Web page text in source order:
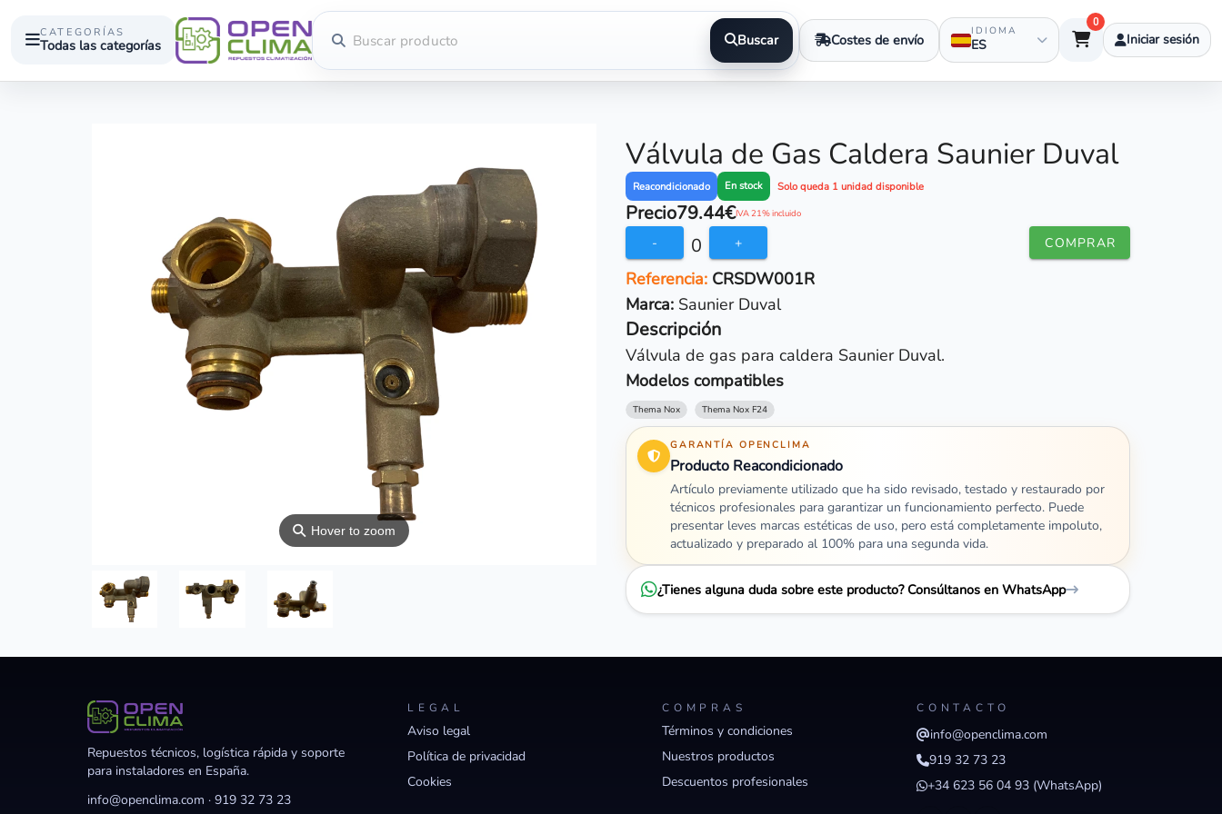
CATEGORÍAS
Todas las categorías Buscar Costes de envío IDIOMA
ES
0
Iniciar sesión
⚲ Hover to zoom
Válvula de Gas Caldera Saunier Duval
Reacondicionado En stock Solo queda 1 unidad disponible
Precio79.44€IVA 21% incluido
- 0 + COMPRAR
Referencia:CRSDW001R
Marca: Saunier Duval
Descripción
Válvula de gas para caldera Saunier Duval.
Modelos compatibles
Thema Nox Thema Nox F24
GARANTÍA OPENCLIMA
Producto Reacondicionado
Artículo previamente utilizado que ha sido revisado, testado y restaurado por
técnicos profesionales para garantizar un funcionamiento perfecto. Puede
presentar leves marcas estéticas de uso, pero está completamente impoluto,
actualizado y preparado al 100% para una segunda vida.
¿Tienes alguna duda sobre este producto? Consúltanos en WhatsApp
Repuestos técnicos, logística rápida y soporte
para instaladores en España.
info@openclima.com · 919 32 73 23
LEGAL
Aviso legal
Política de privacidad
Cookies
COMPRAS
Términos y condiciones
Nuestros productos
Descuentos profesionales
CONTACTO
info@openclima.com
919 32 73 23
+34 623 56 04 93 (WhatsApp)